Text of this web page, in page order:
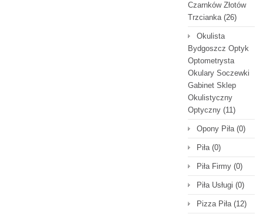
Czarnków Złotów
Trzcianka(26)
Okulista
Bydgoszcz Optyk
Optometrysta
Okulary Soczewki
Gabinet Sklep
Okulistyczny
Optyczny (11)
Opony Piła(0)
Piła(0)
Piła Firmy (0)
Piła Usługi (0)
Pizza Piła(12)